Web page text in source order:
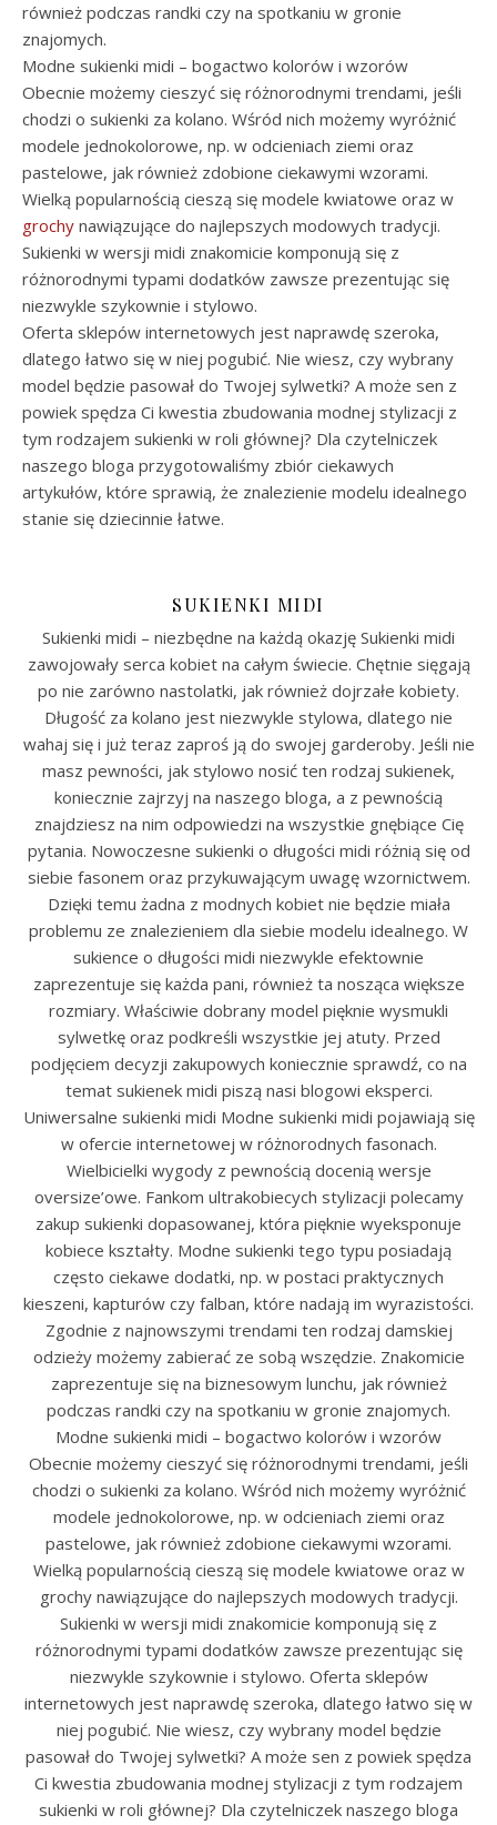
również podczas randki czy na spotkaniu w gronie
znajomych.
Modne sukienki midi – bogactwo kolorów i wzorów
Obecnie możemy cieszyć się różnorodnymi trendami, jeśli
chodzi o sukienki za kolano. Wśród nich możemy wyróżnić
modele jednokolorowe, np. w odcieniach ziemi oraz
pastelowe, jak również zdobione ciekawymi wzorami.
Wielką popularnością cieszą się modele kwiatowe oraz w
grochy nawiązujące do najlepszych modowych tradycji.
Sukienki w wersji midi znakomicie komponują się z
różnorodnymi typami dodatków zawsze prezentując się
niezwykle szykownie i stylowo.
Oferta sklepów internetowych jest naprawdę szeroka,
dlatego łatwo się w niej pogubić. Nie wiesz, czy wybrany
model będzie pasował do Twojej sylwetki? A może sen z
powiek spędza Ci kwestia zbudowania modnej stylizacji z
tym rodzajem sukienki w roli głównej? Dla czytelniczek
naszego bloga przygotowaliśmy zbiór ciekawych
artykułów, które sprawią, że znalezienie modelu idealnego
stanie się dziecinnie łatwe.
SUKIENKI MIDI
Sukienki midi – niezbędne na każdą okazję Sukienki midi
zawojowały serca kobiet na całym świecie. Chętnie sięgają
po nie zarówno nastolatki, jak również dojrzałe kobiety.
Długość za kolano jest niezwykle stylowa, dlatego nie
wahaj się i już teraz zaproś ją do swojej garderoby. Jeśli nie
masz pewności, jak stylowo nosić ten rodzaj sukienek,
koniecznie zajrzyj na naszego bloga, a z pewnością
znajdziesz na nim odpowiedzi na wszystkie gnębiące Cię
pytania. Nowoczesne sukienki o długości midi różnią się od
siebie fasonem oraz przykuwającym uwagę wzornictwem.
Dzięki temu żadna z modnych kobiet nie będzie miała
problemu ze znalezieniem dla siebie modelu idealnego. W
sukience o długości midi niezwykle efektownie
zaprezentuje się każda pani, również ta nosząca większe
rozmiary. Właściwie dobrany model pięknie wysmukli
sylwetkę oraz podkreśli wszystkie jej atuty. Przed
podjęciem decyzji zakupowych koniecznie sprawdź, co na
temat sukienek midi piszą nasi blogowi eksperci.
Uniwersalne sukienki midi Modne sukienki midi pojawiają się
w ofercie internetowej w różnorodnych fasonach.
Wielbicielki wygody z pewnością docenią wersje
oversize’owe. Fankom ultrakobiecych stylizacji polecamy
zakup sukienki dopasowanej, która pięknie wyeksponuje
kobiece kształty. Modne sukienki tego typu posiadają
często ciekawe dodatki, np. w postaci praktycznych
kieszeni, kapturów czy falban, które nadają im wyrazistości.
Zgodnie z najnowszymi trendami ten rodzaj damskiej
odzieży możemy zabierać ze sobą wszędzie. Znakomicie
zaprezentuje się na biznesowym lunchu, jak również
podczas randki czy na spotkaniu w gronie znajomych.
Modne sukienki midi – bogactwo kolorów i wzorów
Obecnie możemy cieszyć się różnorodnymi trendami, jeśli
chodzi o sukienki za kolano. Wśród nich możemy wyróżnić
modele jednokolorowe, np. w odcieniach ziemi oraz
pastelowe, jak również zdobione ciekawymi wzorami.
Wielką popularnością cieszą się modele kwiatowe oraz w
grochy nawiązujące do najlepszych modowych tradycji.
Sukienki w wersji midi znakomicie komponują się z
różnorodnymi typami dodatków zawsze prezentując się
niezwykle szykownie i stylowo. Oferta sklepów
internetowych jest naprawdę szeroka, dlatego łatwo się w
niej pogubić. Nie wiesz, czy wybrany model będzie
pasował do Twojej sylwetki? A może sen z powiek spędza
Ci kwestia zbudowania modnej stylizacji z tym rodzajem
sukienki w roli głównej? Dla czytelniczek naszego bloga